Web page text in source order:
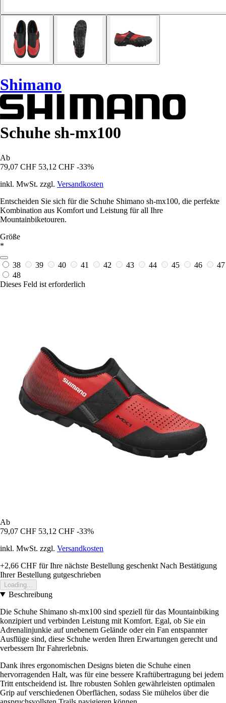
Shimano
Schuhe sh-mx100
Ab
79,07 CHF 53,12 CHF -33%
inkl. MwSt. zzgl. Versandkosten
Entscheiden Sie sich für die Schuhe Shimano sh-mx100, die perfekte
Kombination aus Komfort und Leistung für all Ihre
Mountainbiketouren.
Größe
*
38 39 40 41 42 43 44 45 46
47
48
Dieses Feld ist erforderlich
Ab
79,07 CHF 53,12 CHF -33%
inkl. MwSt. zzgl. Versandkosten
+2,66 CHF für Ihre nächste Bestellung geschenkt Nach Bestätigung
Ihrer Bestellung gutgeschrieben
Loading...
Beschreibung
Die Schuhe Shimano sh-mx100 sind speziell für das Mountainbiking
konzipiert und verbinden Leistung mit Komfort. Egal, ob Sie ein
Adrenalinjunkie auf unebenem Gelände oder ein Fan entspannter
Ausflüge sind, diese Schuhe werden Ihren Erwartungen gerecht und
verbessern Ihr Fahrerlebnis.
Dank ihres ergonomischen Designs bieten die Schuhe einen
hervorragenden Halt, was für eine bessere Kraftübertragung bei jedem
Tritt entscheidend ist. Ihre robusten Sohlen gewährleisten optimalen
Grip auf verschiedenen Oberflächen, sodass Sie mühelos über die